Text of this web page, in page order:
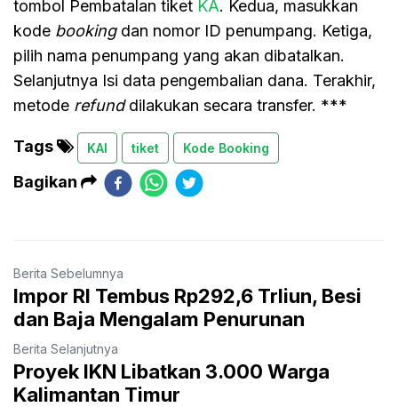
tombol Pembatalan tiket KA. Kedua, masukkan
kode bookingdan nomor ID penumpang. Ketiga,
pilih nama penumpang yang akan dibatalkan.
Selanjutnya Isi data pengembalian dana. Terakhir,
metode refunddilakukan secara transfer. ***
Tags KAI tiket Kode Booking
Bagikan
Berita Sebelumnya
Impor RI Tembus Rp292,6 Trliun, Besi
dan Baja Mengalam Penurunan
Berita Selanjutnya
Proyek IKN Libatkan 3.000 Warga
Kalimantan Timur